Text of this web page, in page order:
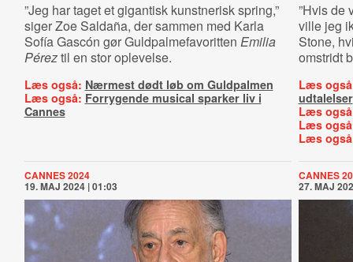
”Jeg har taget et gigantisk kunstnerisk spring,”
siger Zoe Saldaña, der sammen med Karla
Sofía Gascón gør Guldpalmefavoritten Emilia
Péreztil en stor oplevelse.
Læs også: Nærmest dødt løb om Guldpalmen
Læs også: Forrygende musical sparker liv i
Cannes
”Hvis de
ville jeg
Stone,
omstridt
Læs
udtalelser
Læs
Læs
Læs
CANNES 2024
19. MAJ 2024 | 01:03
CANNES
27. MAJ